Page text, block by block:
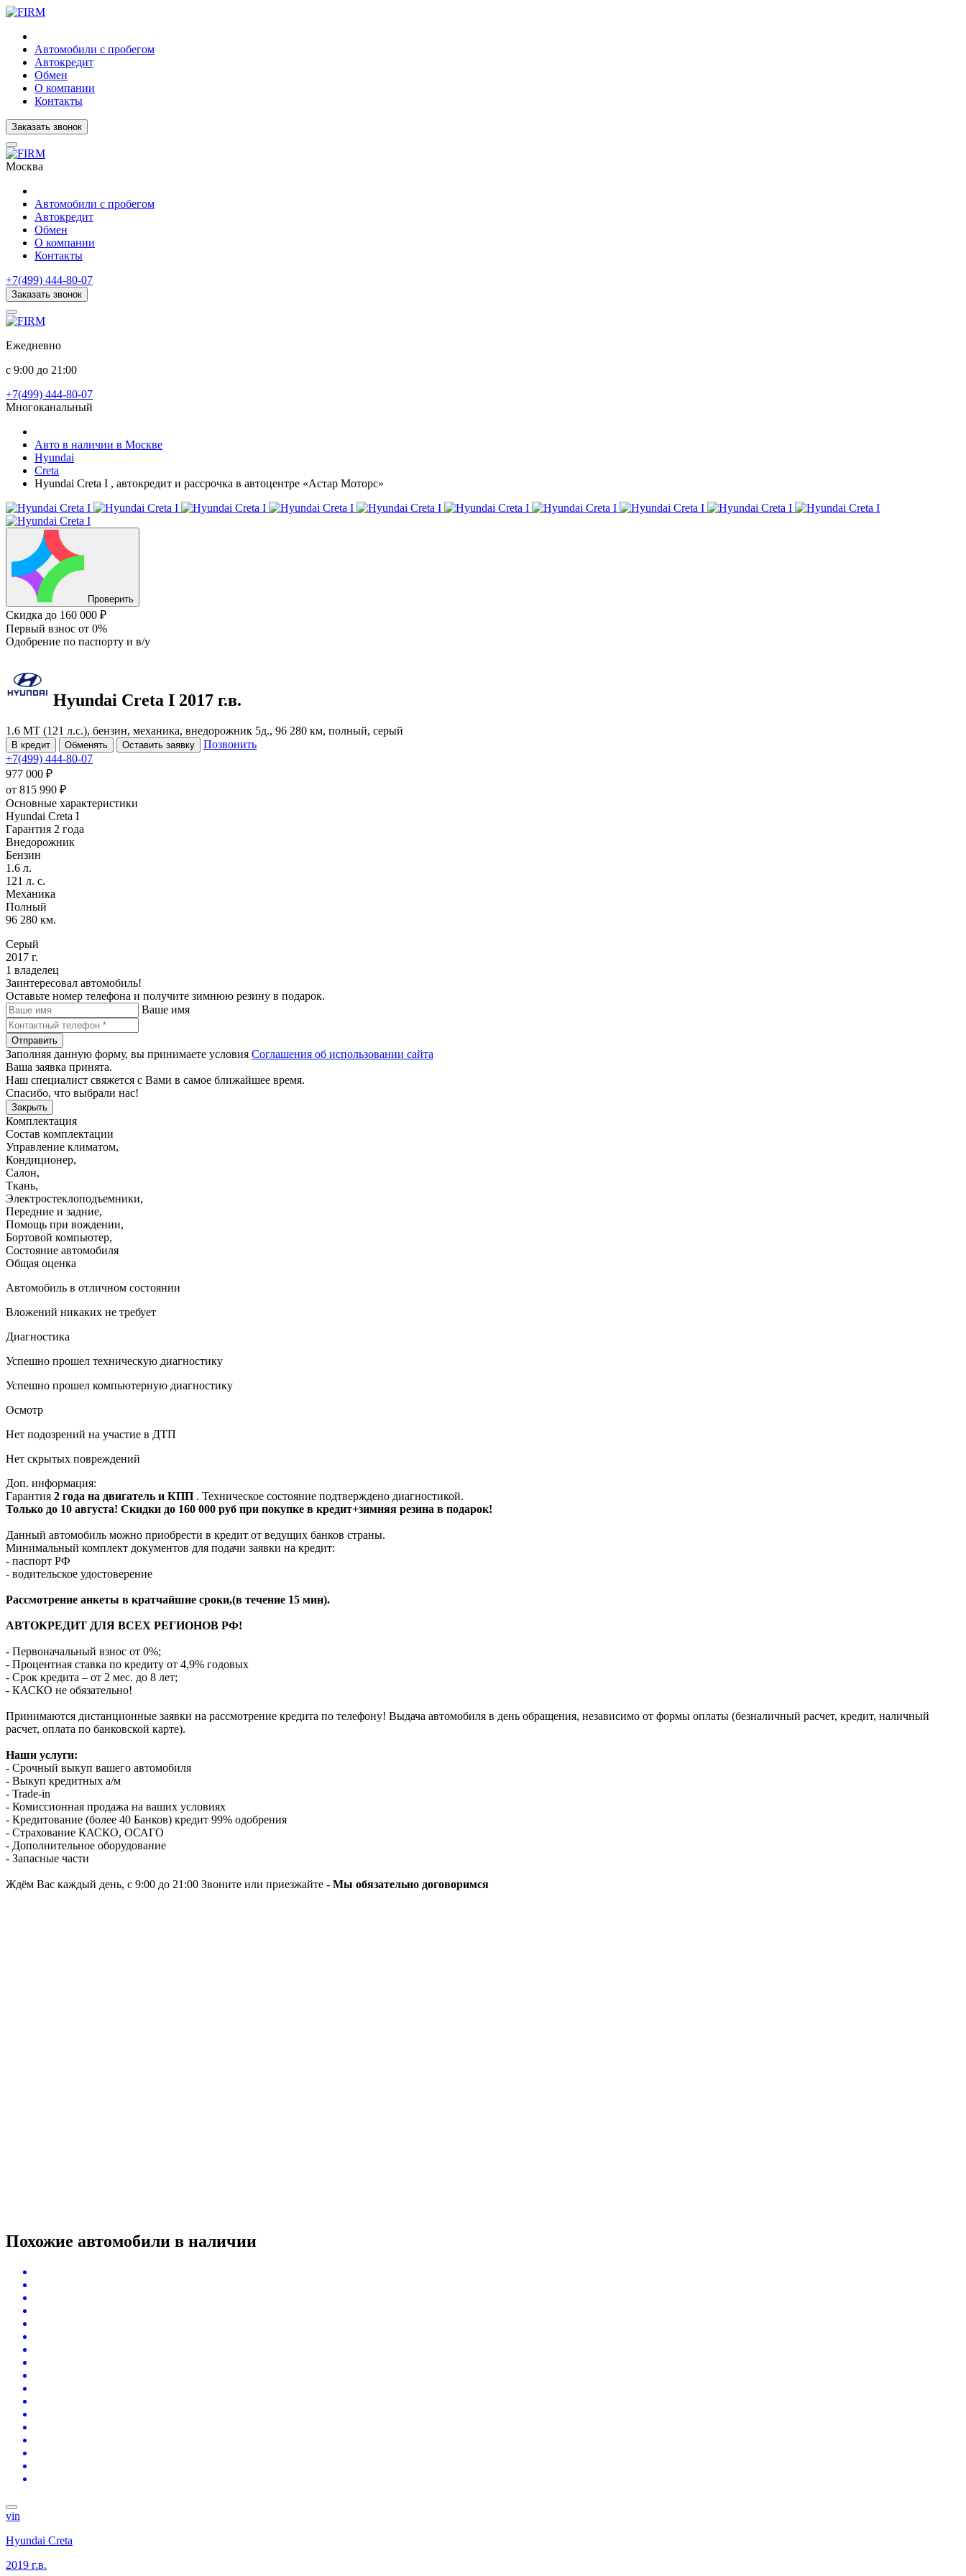
Автомобили с пробегом
Автокредит
Обмен
О компании
Контакты
Заказать звонок
Москва
Автомобили с пробегом
Автокредит
Обмен
О компании
Контакты
+7(499) 444-80-07
Заказать звонок
Ежедневно
с 9:00 до 21:00
+7(499) 444-80-07
Многоканальный
Авто в наличии в Москве
Hyundai
Creta
Hyundai Creta I , автокредит и рассрочка в автоцентре «Астар Моторс»
Проверить
Скидка до 160 000 ₽
Первый взнос от 0%
Одобрение по паспорту и в/у
Hyundai Creta I 2017 г.в.
1.6 MT (121 л.с.), бензин, механика, внедорожник 5д., 96 280 км, полный, серый
В кредит Обменять Оставить заявку
Позвонить
+7(499) 444-80-07
977 000 ₽
от 815 990 ₽
Основные характеристики
Hyundai Creta I
Гарантия 2 года
Внедорожник
Бензин
1.6 л.
121 л. с.
Механика
Полный
96 280 км.
Серый
2017 г.
1 владелец
Заинтересовал автомобиль!
Оставьте номер телефона и получите зимнюю резину в подарок.
Ваше имя
Отправить
Заполняя данную форму, вы принимаете условия Соглашения об использовании сайта
Ваша заявка принята.
Наш специалист свяжется с Вами в самое ближайшее время.
Спасибо, что выбрали нас!
Закрыть
Комплектация
Состав комплектации
Управление климатом,
Кондиционер,
Салон,
Ткань,
Электростеклоподъемники,
Передние и задние,
Помощь при вождении,
Бортовой компьютер,
Состояние автомобиля
Общая оценка
Автомобиль в отличном состоянии
Вложений никаких не требует
Диагностика
Успешно прошел техническую диагностику
Успешно прошел компьютерную диагностику
Осмотр
Нет подозрений на участие в ДТП
Нет скрытых повреждений
Доп. информация:
Гарантия 2 года на двигатель и КПП . Техническое состояние подтверждено диагностикой.
Только до 10 августа! Скидки до 160 000 руб при покупке в кредит+зимняя резина в подарок!
Данный автомобиль можно приобрести в кредит от ведущих банков страны.
Минимальный комплект документов для подачи заявки на кредит:
- паспорт РФ
- водительское удостоверение
Рассмотрение анкеты в кратчайшие сроки,(в течение 15 мин).
АВТОКРЕДИТ ДЛЯ ВСЕХ РЕГИОНОВ РФ!
- Первоначальный взнос от 0%;
- Процентная ставка по кредиту от 4,9% годовых
- Срок кредита – от 2 мес. до 8 лет;
- КАСКО не обязательно!
Принимаются дистанционные заявки на рассмотрение кредита по телефону! Выдача автомобиля в день обращения, независимо от формы оплаты (безналичный расчет, кредит, наличный
расчет, оплата по банковской карте).
Наши услуги:
- Срочный выкуп вашего автомобиля
- Выкуп кредитных а/м
- Trade-in
- Комиссионная продажа на ваших условиях
- Кредитование (более 40 Банков) кредит 99% одобрения
- Страхование КАСКО, ОСАГО
- Дополнительное оборудование
- Запасные части
Ждём Вас каждый день, с 9:00 до 21:00 Звоните или приезжайте - Мы обязательно договоримся
Похожие автомобили в наличии
vin
Hyundai Creta
2019 г.в.